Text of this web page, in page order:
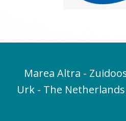
Marea Altra -
Urk - The Netherlands